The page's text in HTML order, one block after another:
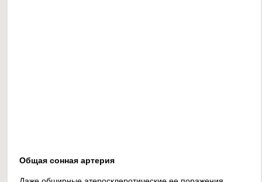
Общая сонная артерия